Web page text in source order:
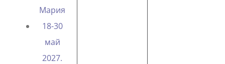
Мария
18-30
май
2027.